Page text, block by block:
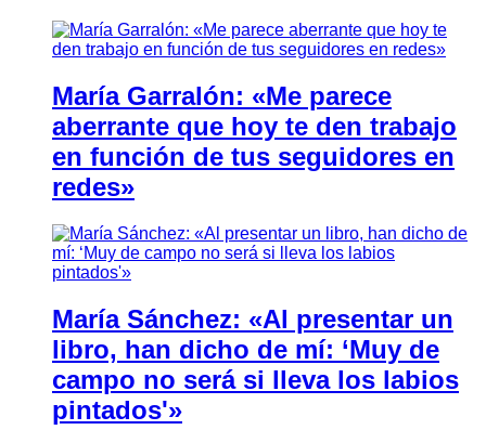
María Garralón: «Me parece
aberrante que hoy te den trabajo
en función de tus seguidores en
redes»
María Sánchez: «Al presentar un
libro, han dicho de mí: ‘Muy de
campo no será si lleva los labios
pintados'»